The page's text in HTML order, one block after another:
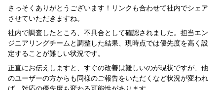
さっそくありがとうございます！リンクも合わせて社内でシェア
させていただきますね。
社内で調査したところ、不具合として確認されました。担当エン
ジニアリングチームと調整した結果、現時点では優先度を高く設
定することが難しい状況です。
正直にお伝えしますと、すぐの改善は難しいのが現状ですが、他
のユーザーの方からも同様のご報告をいただくなど状況が変われ